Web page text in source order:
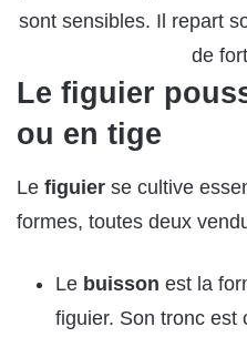
sont sensibles. Il repart
de
Le figuier
ou en tige
Le figuier se cultive
formes, toutes deux
Le buisson est la
figuier. Son tronc est